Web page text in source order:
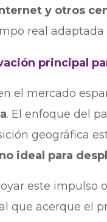
y otros
real adaptada
principal
el mercado
. El enfoque del
geográfica
ideal para
este impulso
que acerque el